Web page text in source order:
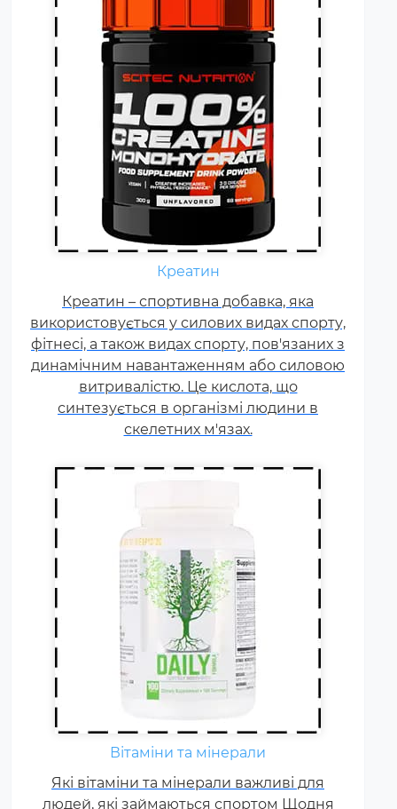
Креатин
Креатин – спортивна добавка, яка
використовується у силових видах спорту,
фітнесі, а також видах спорту, пов'язаних з
динамічним навантаженням або силовою
витривалістю. Це кислота, що
синтезується в організмі людини в
скелетних м'язах.
Щодня кожному спортсмену
необхідні вітаміни групи В,
карнітин. вітамін Т, вітаміни С, D,
E, F. Постійні тренування,
фізичні та психологічні
навантаження, змагання
збільшують добову норму
вітамінів та мінералів у 1,5-2
рази.
Вітаміни та мінерали
Які вітаміни та мінерали важливі для
людей, які займаються спортом Щодня